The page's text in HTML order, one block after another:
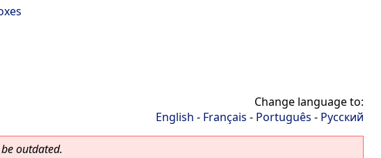
Change language to:
English - Français - Português - Русский
outdated.